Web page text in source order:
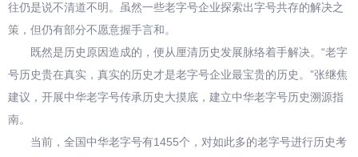
往仍是说不清道不明。虽然一些老字号企业探索出字号共存的解决之
策，但仍有部分不愿意握手言和。
既然是历史原因造成的，便从厘清历史发展脉络着手解决。“老字
号历史贵在真实，真实的历史才是老字号企业最宝贵的历史。”张继焦
建议，开展中华老字号传承历史大摸底，建立中华老字号历史溯源指
南。
当前，全国中华老字号有1455个，对如此多的老字号进行历史考